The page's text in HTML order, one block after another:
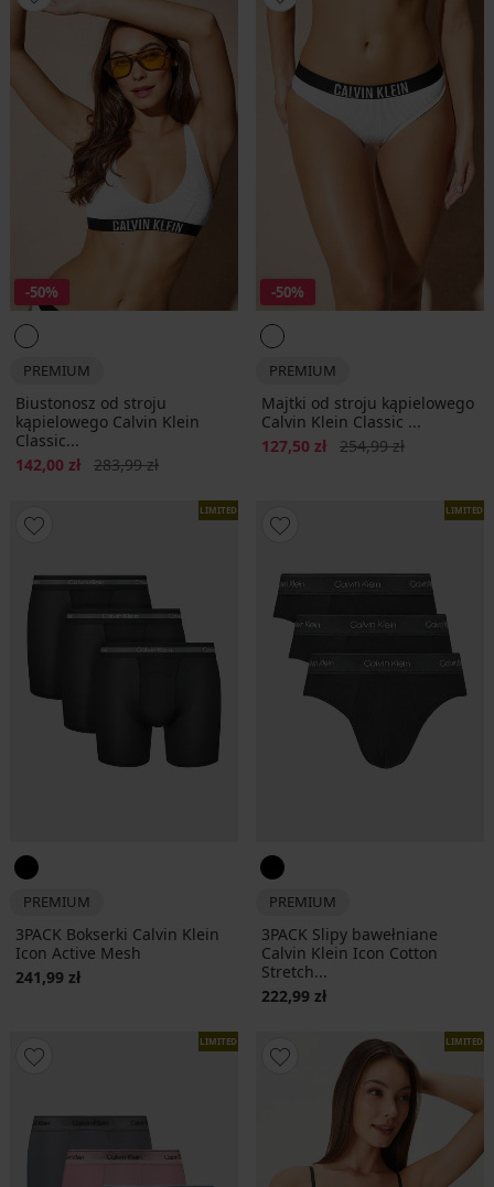
-50%
PREMIUM
Biustonosz od stroju
kąpielowego Calvin Klein
Classic...
Zniżka
142,00 zł Pierwotna cena
283,99 zł
-50%
PREMIUM
Majtki od stroju kąpielowego
Calvin Klein Classic ...
Zniżka
127,50 zł Pierwotna cena
254,99 zł
LIMITED
PREMIUM
3PACK Bokserki Calvin Klein
Icon Active Mesh
241,99 zł
LIMITED
PREMIUM
3PACK Slipy bawełniane
Calvin Klein Icon Cotton
Stretch...
222,99 zł
LIMITED LIMITED